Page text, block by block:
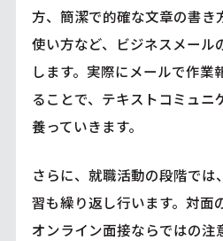
方、簡潔で的確な文章の書き
使い方など、ビジネスメール
します。実際にメールで作業
ることで、テキストコミュニ
養っていきます。
さらに、就職活動の段階では
習も繰り返し行います。対面
オンライン面接ならではの注